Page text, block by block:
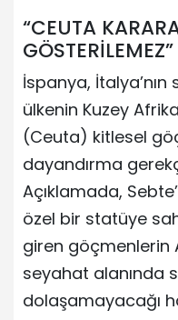
“CEUTA
GÖSTERİLEMEZ”
İspanya,
ülkenin Kuzey
(Ceuta) kitlesel
dayandırma
Açıklamada,
özel bir statüye
giren göçmenlerin
seyahat alanında
dolaşamayacağı